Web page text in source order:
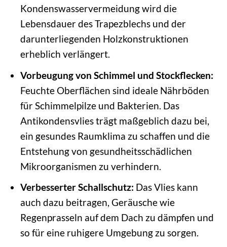
Kondenswasservermeidung wird die
Lebensdauer des Trapezblechs und der
darunterliegenden Holzkonstruktionen
erheblich verlängert.
Vorbeugung von Schimmel und Stockflecken:
Feuchte Oberflächen sind ideale Nährböden
für Schimmelpilze und Bakterien. Das
Antikondensvlies trägt maßgeblich dazu bei,
ein gesundes Raumklima zu schaffen und die
Entstehung von gesundheitsschädlichen
Mikroorganismen zu verhindern.
Verbesserter Schallschutz: Das Vlies kann
auch dazu beitragen, Geräusche wie
Regenprasseln auf dem Dach zu dämpfen und
so für eine ruhigere Umgebung zu sorgen.